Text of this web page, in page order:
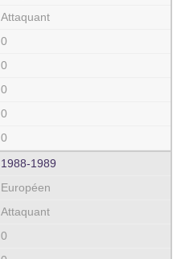
Attaquant
0
0
0
0
0
1988‑1989
Européen
Attaquant
0